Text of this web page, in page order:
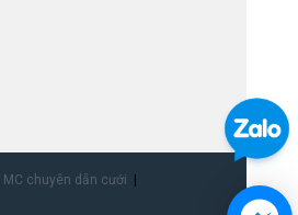
MC chuyên dẫn cưới